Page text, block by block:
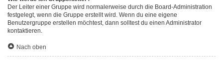
Der Leiter einer Gruppe wird normalerweise durch die Board-Administration
festgelegt, wenn die Gruppe erstellt wird. Wenn du eine eigene
Benutzergruppe erstellen möchtest, dann solltest du einen Administrator
kontaktieren.
Nach oben